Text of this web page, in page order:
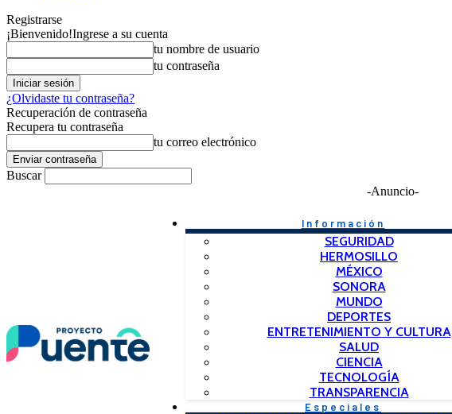
Registrarse
¡Bienvenido!Ingrese a su cuenta
tu nombre de usuario
tu contraseña
¿Olvidaste tu contraseña?
Recuperación de contraseña
Recupera tu contraseña
tu correo electrónico
Buscar
-Anuncio-
Información
SEGURIDAD
HERMOSILLO
MÉXICO
SONORA
MUNDO
DEPORTES
ENTRETENIMIENTO Y CULTURA
SALUD
CIENCIA
TECNOLOGÍA
TRANSPARENCIA
Especiales